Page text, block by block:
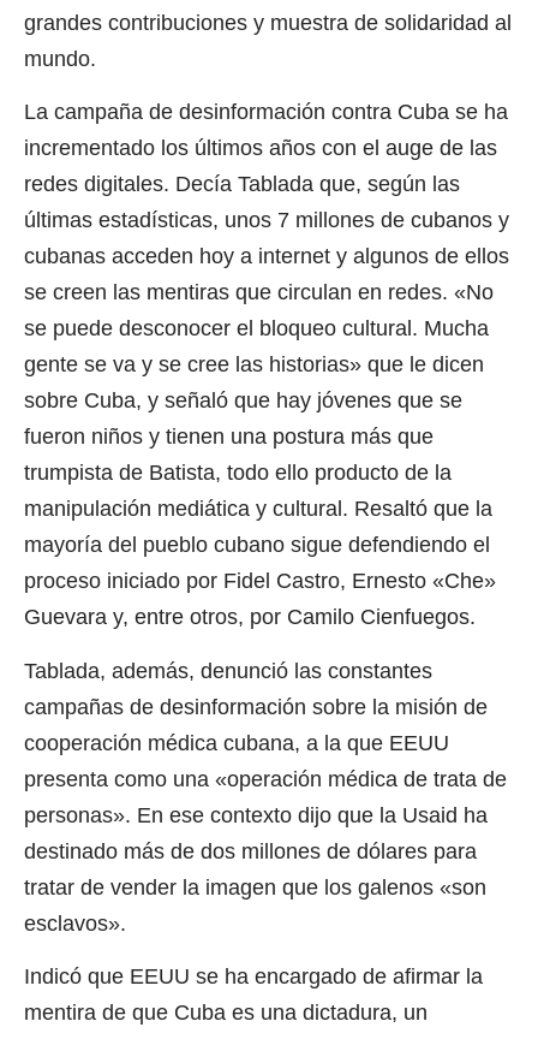
grandes contribuciones y muestra de solidaridad al
mundo.
La campaña de desinformación contra Cuba se ha
incrementado los últimos años con el auge de las
redes digitales. Decía Tablada que, según las
últimas estadísticas, unos 7 millones de cubanos y
cubanas acceden hoy a internet y algunos de ellos
se creen las mentiras que circulan en redes. «No
se puede desconocer el bloqueo cultural. Mucha
gente se va y se cree las historias» que le dicen
sobre Cuba, y señaló que hay jóvenes que se
fueron niños y tienen una postura más que
trumpista de Batista, todo ello producto de la
manipulación mediática y cultural. Resaltó que la
mayoría del pueblo cubano sigue defendiendo el
proceso iniciado por Fidel Castro, Ernesto «Che»
Guevara y, entre otros, por Camilo Cienfuegos.
Tablada, además, denunció las constantes
campañas de desinformación sobre la misión de
cooperación médica cubana, a la que EEUU
presenta como una «operación médica de trata de
personas». En ese contexto dijo que la Usaid ha
destinado más de dos millones de dólares para
tratar de vender la imagen que los galenos «son
esclavos».
Indicó que EEUU se ha encargado de afirmar la
mentira de que Cuba es una dictadura, un